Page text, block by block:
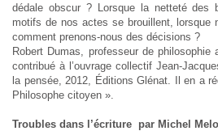
dédale obscur ? Lorsque la netteté des
motifs de nos actes se brouillent, lorsque
comment prenons-nous des décisions ?
Robert Dumas, professeur de philosophie
contribué à l’ouvrage collectif Jean-
la pensée, 2012, Éditions Glénat. Il en a
Philosophe citoyen ».
Troubles dans l’écriture par Michel